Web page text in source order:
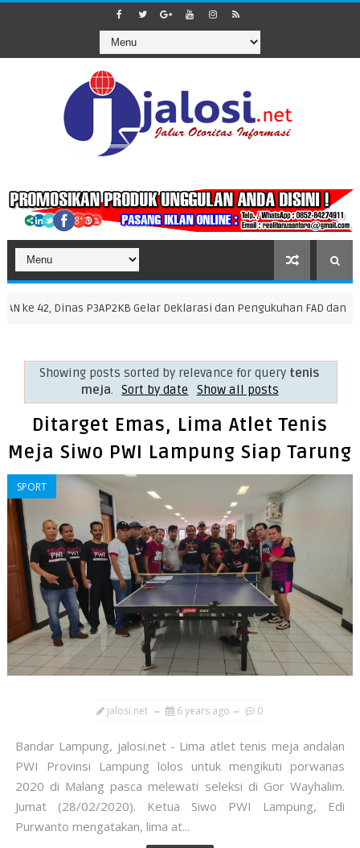
42, Dinas P3AP2KB Gelar Deklarasi dan Pengukuhan FAD dan Duta
Showing posts sorted by relevance for query tenis
meja. Sort by date Show all posts
Ditarget Emas, Lima Atlet Tenis
Meja Siwo PWI Lampung Siap Tarung
SPORT
jalosi.net 6 years ago 0
Bandar Lampung, jalosi.net - Lima atlet tenis meja andalan
PWI Provinsi Lampung lolos untuk mengikuti porwanas
2020 di Malang pasca melewati seleksi di Gor Wayhalim.
Jumat (28/02/2020). Ketua Siwo PWI Lampung, Edi
Purwanto mengatakan, lima at...